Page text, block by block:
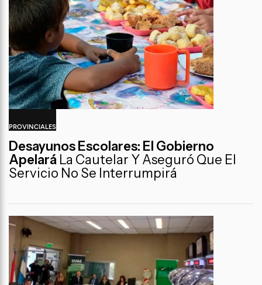
PROVINCIALES
Desayunos Escolares: El Gobierno
Apelará La Cautelar Y Aseguró Que El
Servicio No Se Interrumpirá